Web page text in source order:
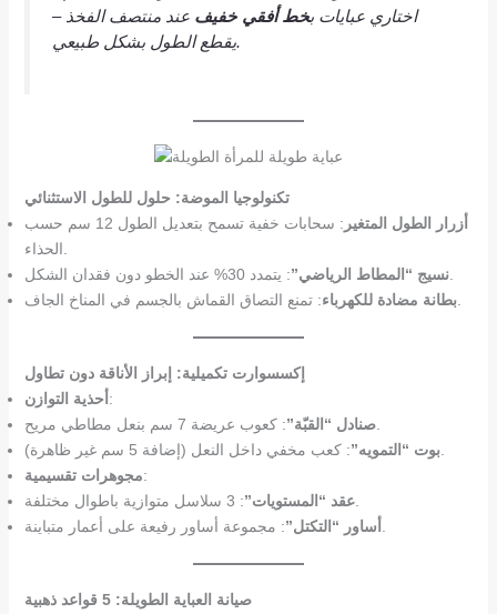
اختاري عبايات بخط أفقي خفيف عند منتصف الفخذ –
يقطع الطول بشكل طبيعي.
تكنولوجيا الموضة: حلول للطول الاستثنائي
أزرار الطول المتغير
: سحابات خفية تسمح بتعديل الطول 12 سم حسب
نسيج “المطاط الرياضي”: يتمدد 30% عند الخطو دون فقدان الشكل.
بطانة مضادة للكهرباء: تمنع التصاق القماش بالجسم في المناخ الجاف.
إكسسوارت تكميلية: إبراز الأناقة دون تطاول
أحذية التوازن :
صنادل “القبّة”: كعوب عريضة 7 سم بنعل مطاطي مريح.
بوت “التمويه”: كعب مخفي داخل النعل (إضافة 5 سم غير ظاهرة).
مجوهرات تقسيمية:
عقد “المستويات”: 3 سلاسل متوازية باطوال مختلفة.
أساور “التكتل”
صيانة العباية الطويلة: 5 قواعد ذهبية